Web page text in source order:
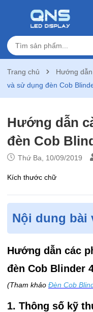
Trang chủ Hướng
và sử dụng đèn Cob
Hướng dẫn
đèn Cob
Thứ Ba, 10/09/2019
Kích thước chữ
Nội dung bài
Hướng dẫn các
đèn Cob Blinder
(Tham khảo Đèn Cob
1. Thông số kỹ